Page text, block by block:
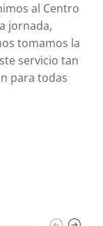
al Centro
jornada,
tomamos la
servicio tan
para todas